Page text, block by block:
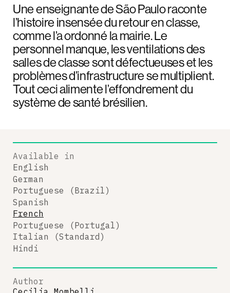
Une enseignante de São Paulo raconte
l’histoire insensée du retour en classe,
comme l’a ordonné la mairie. Le
personnel manque, les ventilations des
salles de classe sont défectueuses et les
problèmes d’infrastructure se multiplient.
Tout ceci alimente l’effondrement du
système de santé brésilien.
Available in
English
German
Portuguese (Brazil)
Spanish
French
Portuguese (Portugal)
Italian (Standard)
Hindi
Author